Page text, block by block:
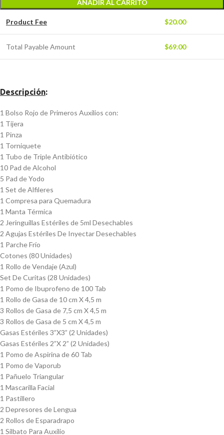
AÑADIR AL CARRITO
Product Fee $20.00
Total Payable Amount $69.00
Descripción:
1 Bolso Rojo de Primeros Auxilios con:
1 Tijera
1 Pinza
1 Torniquete
1 Tubo de Triple Antibiótico
10 Pad de Alcohol
5 Pad de Yodo
1 Set de Alfileres
1 Compresa para Quemadura
1 Manta Térmica
2 Jeringuillas Estériles de 5ml Desechables
2 Agujas Estériles De Inyectar Desechables
1 Parche Frío
Cotones (80 Unidades)
1 Rollo de Vendaje (Azul)
Set De Curitas (28 Unidades)
1 Pomo de Ibuprofeno de 100 Tab
1 Rollo de Gasa de 10 cm X 4,5 m
3 Rollos de Gasa de 7,5 cm X 4,5 m
3 Rollos de Gasa de 5 cm X 4,5 m
Gasas Estériles 3”X3” (2 Unidades)
Gasas Estériles 2”X 2” (2 Unidades)
1 Pomo de Aspirina de 60 Tab
1 Pomo de Vaporub
1 Pañuelo Triangular
1 Mascarilla Facial
1 Pastillero
2 Depresores de Lengua
2 Rollos de Esparadrapo
1 Silbato Para Auxilio